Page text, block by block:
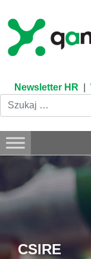
content
Newsletter HR
CSIRE